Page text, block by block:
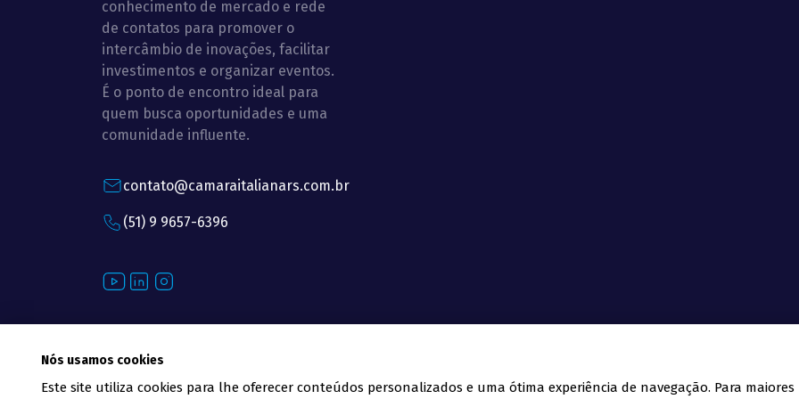
conhecimento de mercado e rede
de contatos para promover o
intercâmbio de inovações, facilitar
investimentos e organizar eventos.
É o ponto de encontro ideal para
quem busca oportunidades e uma
comunidade influente.
contato@camaraitalianars.com.br
(51) 9 9657-6396
YoutubeLinkedInInstagram
Desenvolvido por
Axysweb
Nós usamos cookies
Este site utiliza cookies para lhe oferecer conteúdos personalizados e uma ótima experiência de navegação. Para maiores